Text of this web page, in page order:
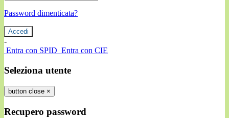
Password dimenticata?
-
Entra con SPID Entra con CIE
Seleziona utente
button close ×
Recupero password